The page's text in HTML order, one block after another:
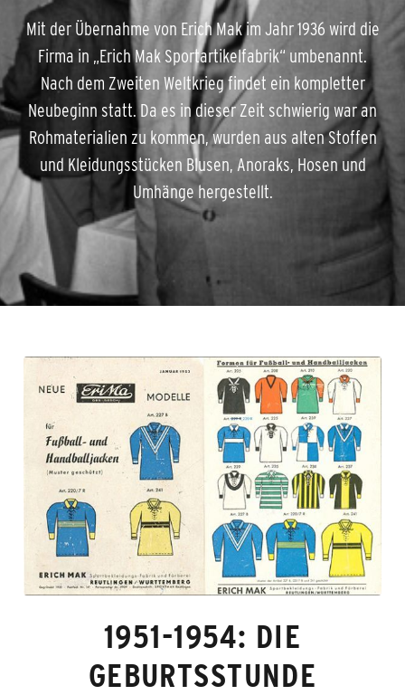
Mit der Übernahme von Erich Mak im Jahr 1936 wird die
Firma in „Erich Mak Sportartikelfabrik“ umbenannt.
Nach dem Zweiten Weltkrieg findet ein kompletter
Neubeginn statt. Da es in dieser Zeit schwierig war an
Rohmaterialien zu kommen, wurden aus alten Stoffen
und Kleidungsstücken Blusen, Anoraks, Hosen und
Umhänge hergestellt.
1951-1954: DIE
GEBURTSSTUNDE